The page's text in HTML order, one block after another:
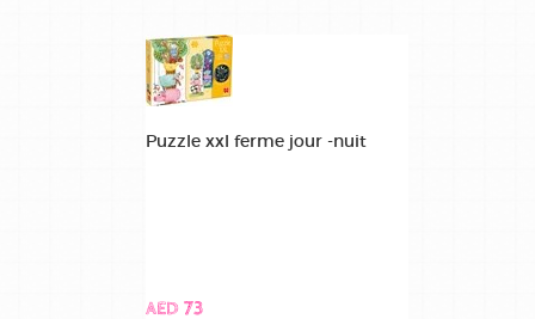
Puzzle xxl ferme jour -nuit
AED 73